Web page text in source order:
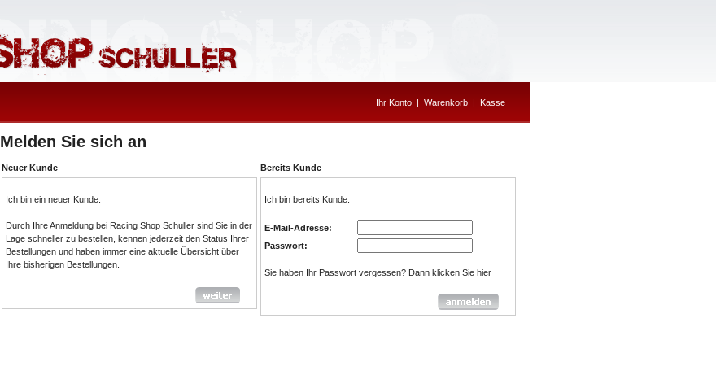
Ihr Konto | Warenkorb | Kasse
Melden Sie sich an
Neuer Kunde Bereits Kunde
Ich bin ein neuer Kunde.
Durch Ihre Anmeldung bei Racing Shop Schuller sind Sie in der
Lage schneller zu bestellen, kennen jederzeit den Status Ihrer
Bestellungen und haben immer eine aktuelle Übersicht über
Ihre bisherigen Bestellungen.
Ich bin bereits Kunde.
E-Mail-Adresse:
Passwort:
Sie haben Ihr Passwort vergessen? Dann klicken Sie hier